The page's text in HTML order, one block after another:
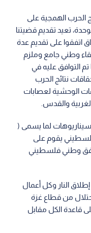
الحرب الهمجية على
تعيد تقديم قضيتنا
اتفقوا على تقديم عدة
وطني جامع وملزم
التوافق عليه في
نتائج الحرب
الوحشية لعصابات
والقدس.
لما يسمى (
يقوم على
وطني فلسطيني
النار وكل أعمال
من قطاع غزة
قاعدة الكل مقابل